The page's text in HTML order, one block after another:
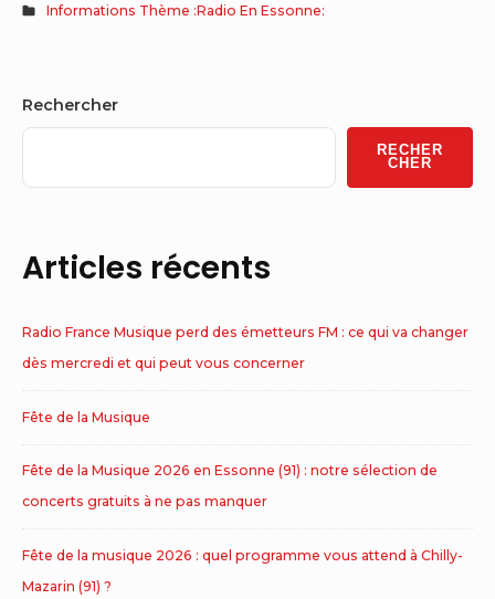
Informations Thème :Radio En Essonne:
Sidebar
Widget
Area
Rechercher
RECHER
CHER
Articles récents
Radio France Musique perd des émetteurs FM : ce qui va changer
dès mercredi et qui peut vous concerner
Fête de la Musique
Fête de la Musique 2026 en Essonne (91) : notre sélection de
concerts gratuits à ne pas manquer
Fête de la musique 2026 : quel programme vous attend à Chilly-
Mazarin (91) ?